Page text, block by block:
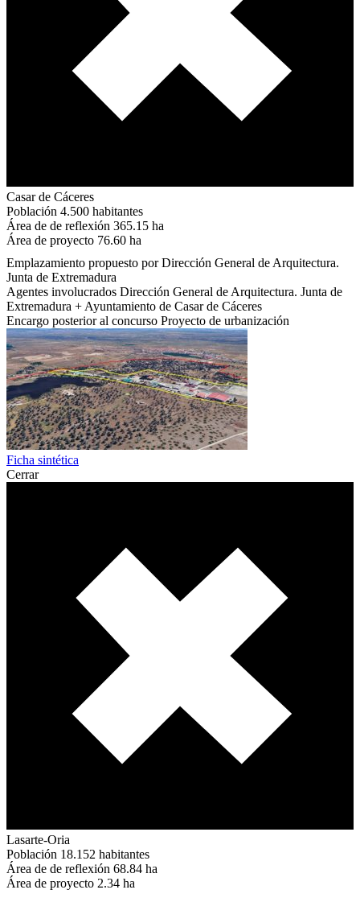
Casar de Cáceres
Población 4.500 habitantes
Área de de reflexión 365.15 ha
Área de proyecto 76.60 ha
Emplazamiento propuesto por Dirección General de Arquitectura.
Junta de Extremadura
Agentes involucrados Dirección General de Arquitectura. Junta de
Extremadura + Ayuntamiento de Casar de Cáceres
Encargo posterior al concurso Proyecto de urbanización
Ficha sintética
Cerrar
Lasarte-Oria
Población 18.152 habitantes
Área de de reflexión 68.84 ha
Área de proyecto 2.34 ha